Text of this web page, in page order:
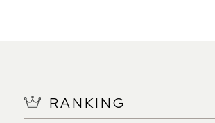
RANKING